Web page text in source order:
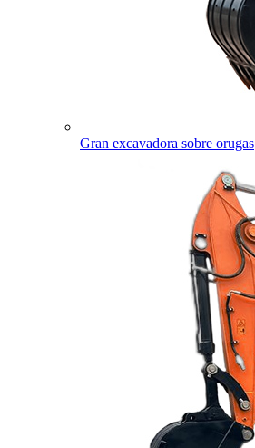
Gran excavadora sobre orugas